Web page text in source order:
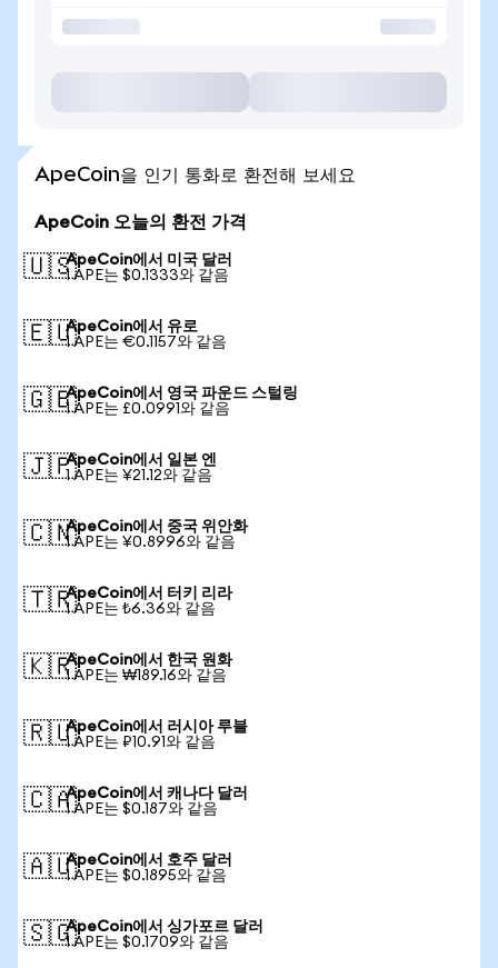
ApeCoin을 인기 통화로 환전해 보세요
ApeCoin 오늘의 환전 가격
🇺🇸ApeCoin에서 미국 달러
1 APE는 $0.1333와 같음
🇪🇺ApeCoin에서 유로
1 APE는 €0.1157와 같음
🇬🇧ApeCoin에서 영국 파운드 스털링
1 APE는 £0.0991와 같음
🇯🇵ApeCoin에서 일본 엔
1 APE는 ¥21.12와 같음
🇨🇳ApeCoin에서 중국 위안화
1 APE는 ¥0.8996와 같음
🇹🇷ApeCoin에서 터키 리라
1 APE는 ₺6.36와 같음
🇰🇷ApeCoin에서 한국 원화
1 APE는 ₩189.16와 같음
🇷🇺ApeCoin에서 러시아 루블
1 APE는 ₽10.91와 같음
🇨🇦ApeCoin에서 캐나다 달러
1 APE는 $0.187와 같음
🇦🇺ApeCoin에서 호주 달러
1 APE는 $0.1895와 같음
🇸🇬ApeCoin에서 싱가포르 달러
1 APE는 $0.1709와 같음